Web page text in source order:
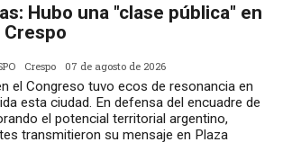
Hubo una "clase pública" en
Crespo 07 de agosto de 2026
el Congreso tuvo ecos de resonancia en
esta ciudad. En defensa del encuadre de
el potencial territorial argentino,
transmitieron su mensaje en Plaza